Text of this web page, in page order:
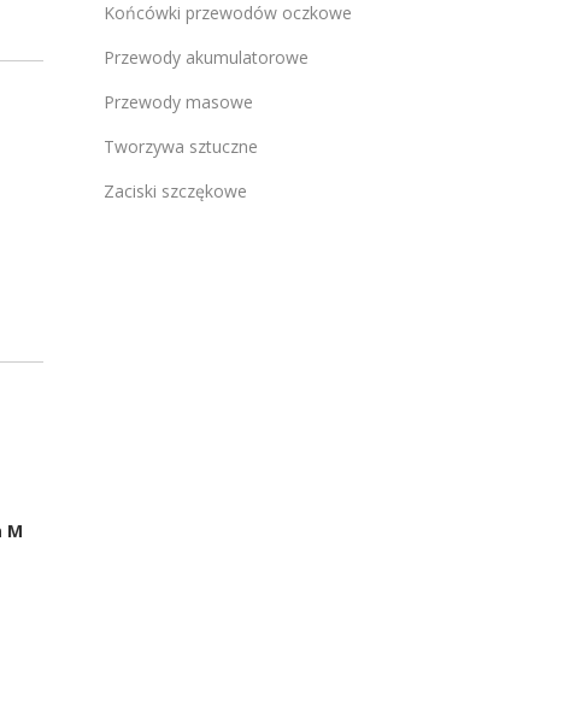
M
Końcówki przewodów oczkowe
Przewody akumulatorowe
Przewody masowe
Tworzywa sztuczne
Zaciski szczękowe